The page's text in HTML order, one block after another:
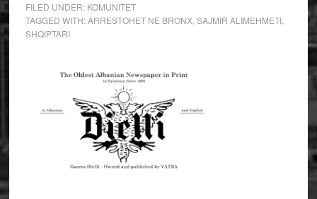
FILED UNDER: KOMUNITET
TAGGED WITH:ARRESTOHET NE BRONX, SAJMIR ALIMEHMETI,
SHQIPTARI